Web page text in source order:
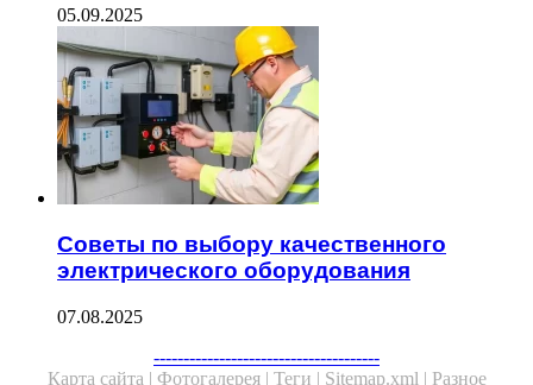
05.09.2025
Советы по выбору качественного
электрического оборудования
07.08.2025
--------------------------------------
Карта сайта | Фотогалерея | Теги | Sitemap.xml | Разное